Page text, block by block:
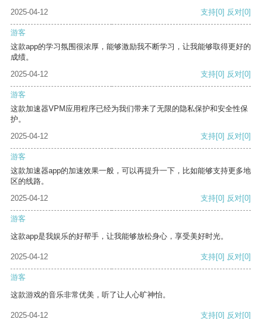
2025-04-12 支持[0] 反对[0]
游客
这款app的学习氛围很浓厚，能够激励我不断学习，让我能够取得更好的
成绩。
2025-04-12
支持[0] 反对[0]
游客
这款加速器VPM应用程序已经为我们带来了无限的隐私保护和安全性保
护。
2025-04-12
支持[0] 反对[0]
游客
这款加速器app的加速效果一般，可以再提升一下，比如能够支持更多地
区的线路。
2025-04-12
支持[0] 反对[0]
游客
这款app是我娱乐的好帮手，让我能够放松身心，享受美好时光。
2025-04-12 支持[0] 反对[0]
游客
这款游戏的音乐非常优美，听了让人心旷神怡。
2025-04-12 支持[0] 反对[0]